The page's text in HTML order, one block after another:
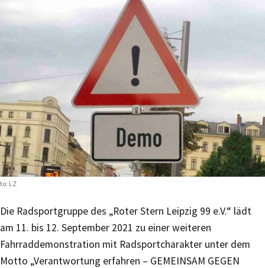
LZ
Die Radsportgruppe des „Roter Stern Leipzig 99 e.V.“ lädt
am 11. bis 12. September 2021 zu einer weiteren
Fahrraddemonstration mit Radsportcharakter unter dem
Motto „Verantwortung erfahren – GEMEINSAM GEGEN